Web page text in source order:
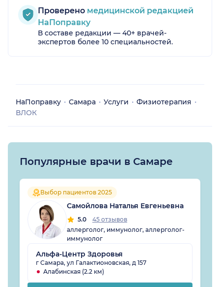
Проверено медицинской редакцией
НаПоправку
В составе редакции — 40+ врачей-
экспертов более 10 специальностей.
НаПоправку Самара Услуги
Физиотерапия
ВЛОК
Популярные врачи в Самаре
Выбор пациентов 2025
Самойлова Наталья Евгеньевна
5.0
45 отзывов
аллерголог, иммунолог, аллерголог-
иммунолог
Альфа-Центр Здоровья
г Самара, ул Галактионовская, д 157
Алабинская (2.2 км)